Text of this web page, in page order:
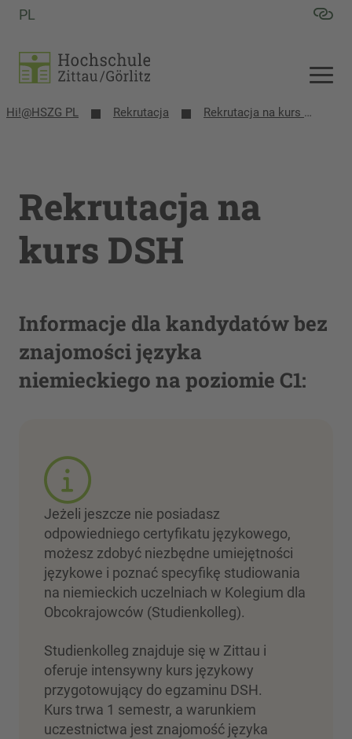
PL
Hi!@HSZG PL Rekrutacja Rekrutacja na kurs DSH
Rekrutacja na
kurs DSH
Informacje dla kandydatów bez
znajomości języka
niemieckiego na poziomie C1:
Jeżeli jeszcze nie posiadasz
odpowiedniego certyfikatu językowego,
możesz zdobyć niezbędne umiejętności
językowe i poznać specyfikę studiowania
na niemieckich uczelniach w Kolegium dla
Obcokrajowców (Studienkolleg).
Studienkolleg znajduje się w Zittau i
oferuje intensywny kurs językowy
przygotowujący do egzaminu DSH.
Kurs trwa 1 semestr, a warunkiem
uczestnictwa jest znajomość języka